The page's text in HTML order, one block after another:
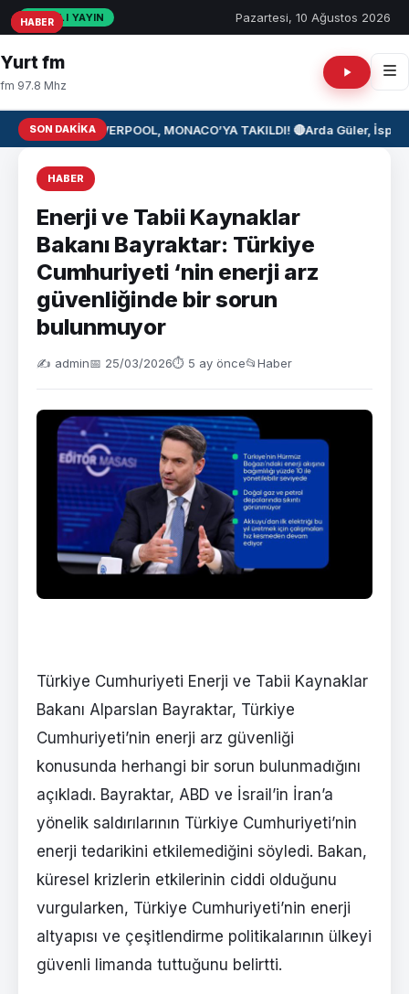
CANLI YAYIN Pazartesi, 10 Ağustos 2026
Yurt fm
fm 97.8 Mhz
SON DAKIKA⚽ LIVERPOOL, MONACO’YA TAKILDI! 🔴Arda Güler,
HABER
Enerji ve Tabii Kaynaklar
Bakanı Bayraktar: Türkiye
Cumhuriyeti ‘nin enerji arz
güvenliğinde bir sorun
bulunmuyor
✍️ admin📅 25/03/2026⏱ 5 ay önce📂Haber
Türkiye Cumhuriyeti Enerji ve Tabii Kaynaklar
Bakanı Alparslan Bayraktar, Türkiye
Cumhuriyeti’nin enerji arz güvenliği
konusunda herhangi bir sorun bulunmadığını
açıkladı. Bayraktar, ABD ve İsrail’in İran’a
yönelik saldırılarının Türkiye Cumhuriyeti’nin
enerji tedarikini etkilemediğini söyledi. Bakan,
küresel krizlerin etkilerinin ciddi olduğunu
vurgularken, Türkiye Cumhuriyeti’nin enerji
altyapısı ve çeşitlendirme politikalarının ülkeyi
güvenli limanda tuttuğunu belirtti.
HABER
HABER
HABER